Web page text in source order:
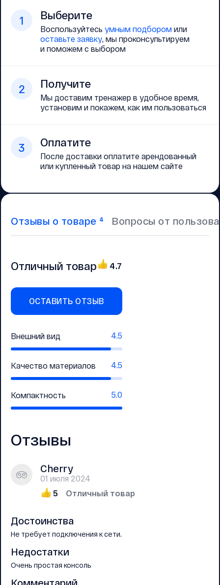
1 Выберите
Воспользуйтесь умным подбором или
оставьте заявку, мы проконсультируем
и поможем с выбором
2 Получите
Мы доставим тренажер в удобное время,
установим и покажем, как им пользоваться
3 Оплатите
После доставки оплатите арендованный
или купленный товар на нашем сайте
Отзывы о товаре 4 Вопросы от
Отзывы
Cherry
01 июля 2024
5
Отличный товар
Достоинства
Не требует подключения к сети.
Недостатки
Очень простая консоль
Отличный товар 4.7
ОСТАВИТЬ ОТЗЫВ
Внешний вид 4.5
Качество материалов 4.5
Компактность 5.0